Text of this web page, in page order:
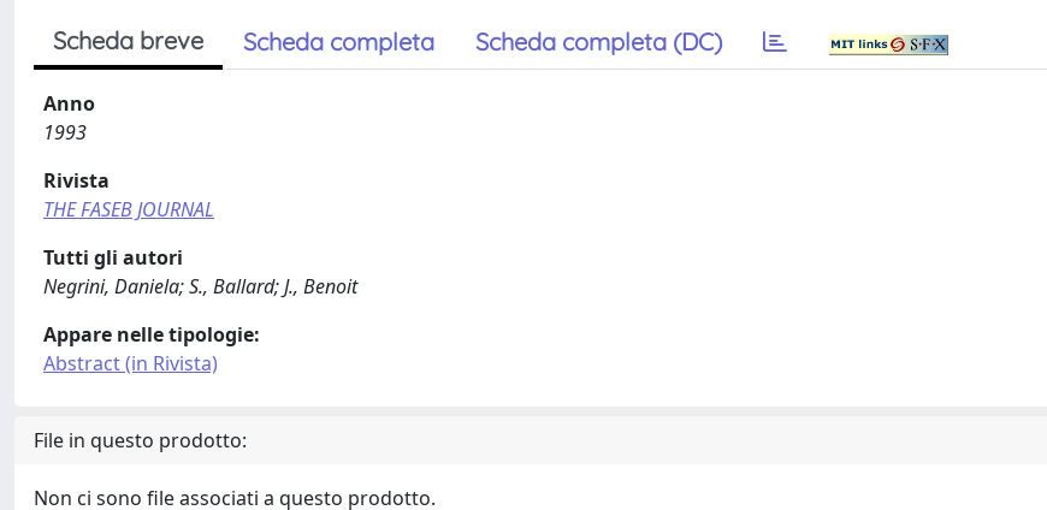
Scheda breve Scheda completa Scheda completa (DC)
Anno
1993
Rivista
THE FASEB JOURNAL
Tutti gli autori
Negrini, Daniela; S., Ballard; J., Benoit
Appare nelle tipologie:
Abstract (in Rivista)
File in questo prodotto:
Non ci sono file associati a questo prodotto.